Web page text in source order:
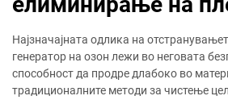
Најзначајната одлика на
генератор на озон лежи во неговата
способност да продре длабоко во
традиционалните методи за чистење